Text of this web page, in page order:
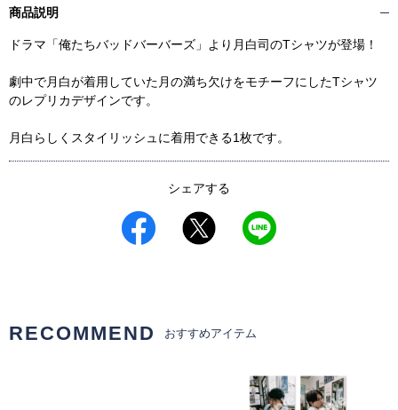
商品説明
ドラマ「俺たちバッドバーバーズ」より月白司のTシャツが登場！
劇中で月白が着用していた月の満ち欠けをモチーフにしたTシャツ
のレプリカデザインです。
月白らしくスタイリッシュに着用できる1枚です。
シェアする
RECOMMEND おすすめアイテム